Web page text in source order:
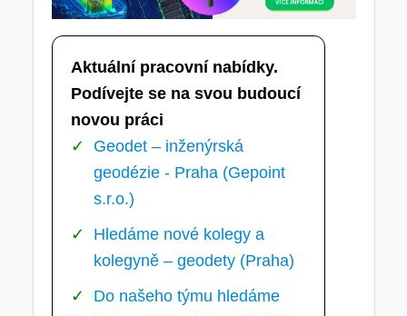
Aktuální pracovní nabídky.
Podívejte se na svou budoucí
novou práci
Geodet – inženýrská
geodézie - Praha (Gepoint
s.r.o.)
Hledáme nové kolegy a
kolegyně – geodety (Praha)
Do našeho týmu hledáme